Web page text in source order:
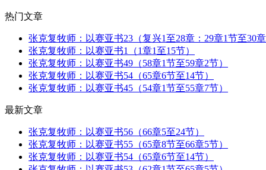
热门文章
张克复牧师：以赛亚书23（复兴1至28章：29章1节至30
张克复牧师：以赛亚书1（1章1至15节）
张克复牧师：以赛亚书49（58章1节至59章2节）
张克复牧师：以赛亚书54（65章6节至14节）
张克复牧师：以赛亚书45（54章1节至55章7节）
最新文章
张克复牧师：以赛亚书56（66章5至24节）
张克复牧师：以赛亚书55（65章8节至66章5节）
张克复牧师：以赛亚书54（65章6节至14节）